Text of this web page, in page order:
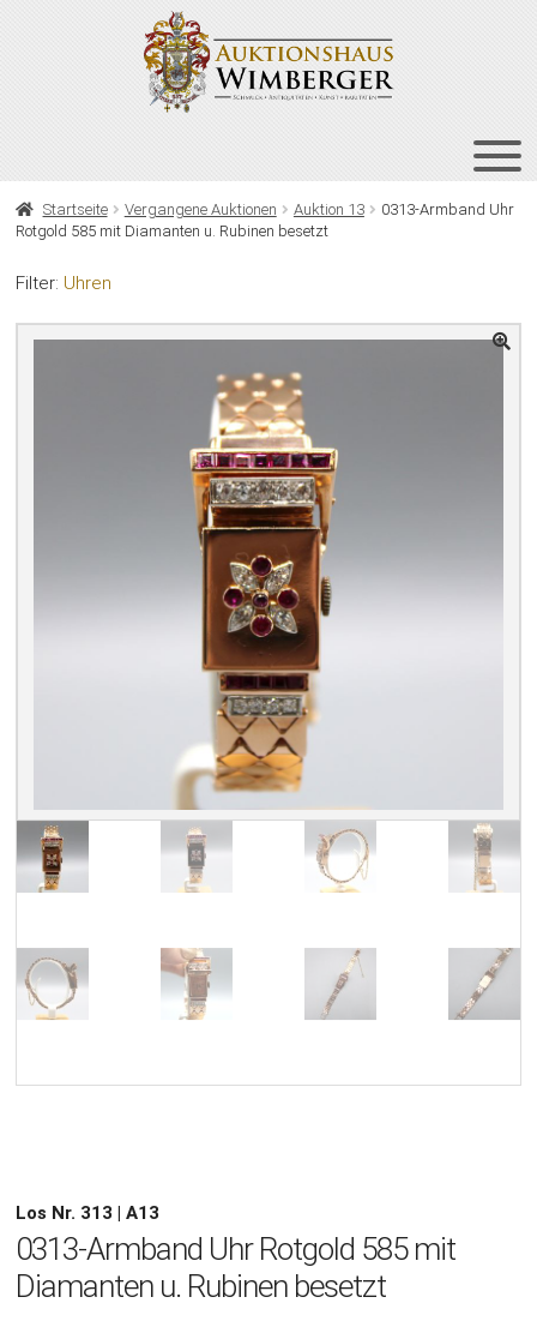
HOME
Startseite Vergangene Auktionen Auktion 13
0313-Armband Uhr
Rotgold 585 mit Diamanten u. Rubinen besetzt
Filter: Uhren
Los Nr. 313 | A13
0313-Armband Uhr Rotgold 585 mit
Diamanten u. Rubinen besetzt